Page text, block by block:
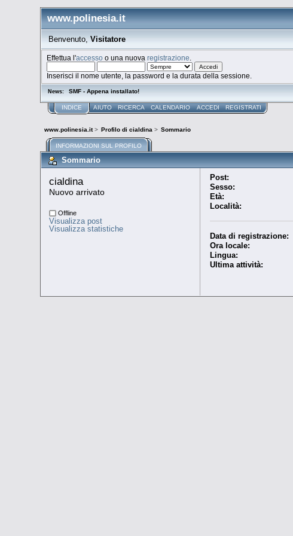
www.polinesia.it
Benvenuto, Visitatore
Effettua l'accesso o una nuovaregistrazione
Inserisci il nome utente, la password e la durata della sessione.
News: SMF - Appena installato!
INDICE AIUTO RICERCA CALENDARIO ACCEDI REGISTRATI
www.polinesia.it> Profilo di cialdina> Sommario
INFORMAZIONI SUL PROFILO
Sommario
cialdina
Nuovo arrivato
Offline
Visualizza post
Visualizza statistiche
Post:
Sesso:
Età:
Località:
Data di registrazione:
Ora locale:
Lingua:
Ultima attività: